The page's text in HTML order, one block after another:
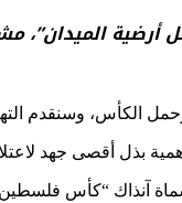
أرضية
الكأس، وسنقدم
بذل أقصى جهد